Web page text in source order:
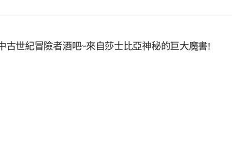
古世紀冒險者酒吧~來自莎士比亞神秘的巨大魔書!